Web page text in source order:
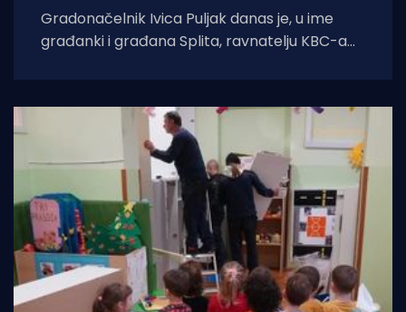
Gradonačelnik Ivica Puljak danas je, u ime
građanki i građana Splita, ravnatelju KBC-a